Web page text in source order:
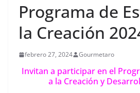
Programa de
la Creación
febrero 27, 2024 Gourmetaro
Invitan a participar en el
a la Creación y